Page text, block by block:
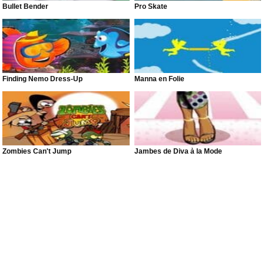
Bullet Bender Pro Skate
Finding Nemo Dress-Up Manna en Folie
Zombies Can't Jump Jambes de Diva à la Mode